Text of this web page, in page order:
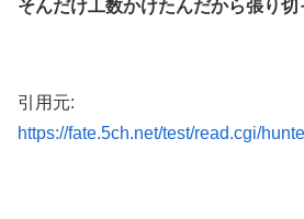
そんだけ工数かけたんだから張り
引用元:
https://fate.5ch.net/test/read.cgi/